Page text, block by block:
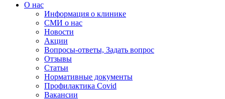
О нас
Информация о клинике
СМИ о нас
Новости
Акции
Вопросы-ответы, Задать вопрос
Отзывы
Статьи
Нормативные документы
Профилактика Covid
Вакансии